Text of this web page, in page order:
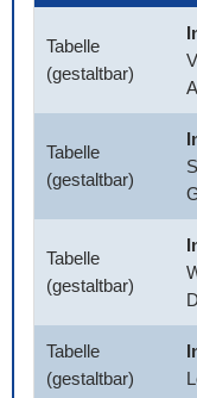
Tabelle
(gestaltbar)
Tabelle
(gestaltbar)
Tabelle
(gestaltbar)
Tabelle
(gestaltbar)